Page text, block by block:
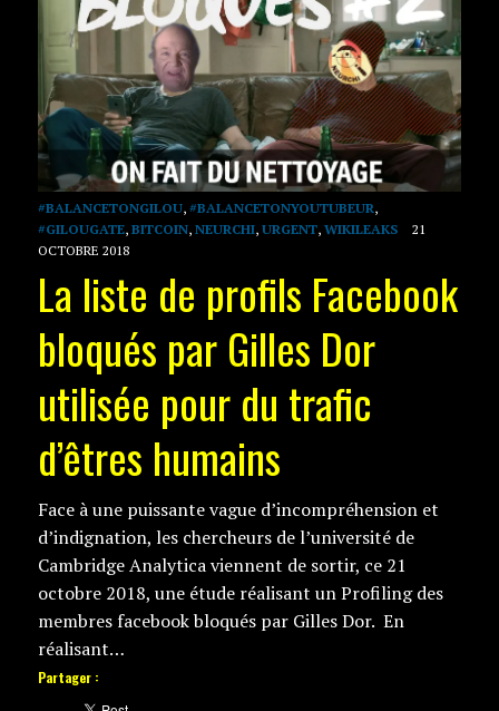
#BALANCETONGILOU, #BALANCETONYOUTUBEUR,
#GILOUGATE, BITCOIN, NEURCHI, URGENT, WIKILEAKS
21
OCTOBRE 2018
La liste de profils Facebook
bloqués par Gilles Dor
utilisée pour du trafic
d’êtres humains
Face à une puissante vague d’incompréhension et
d’indignation, les chercheurs de l’université de
Cambridge Analytica viennent de sortir, ce 21
octobre 2018, une étude réalisant un Profiling des
membres facebook bloqués par Gilles Dor. En
réalisant…
Partager :